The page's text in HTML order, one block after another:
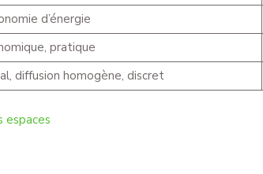
d’énergie
pratique
diffusion homogène, discret
espaces